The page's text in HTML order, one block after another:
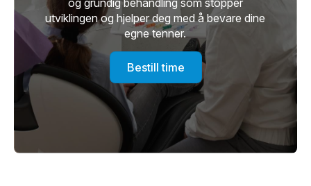
og grundig behandling som stopper
utviklingen og hjelper deg med å bevare dine
egne tenner.
Bestill time